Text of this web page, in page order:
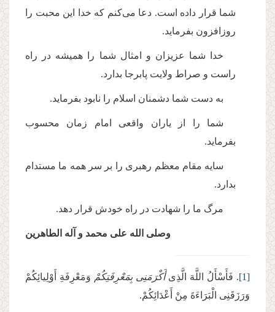
شما قرار داده است. دعا مى‌‌كنم كه خدا این محبت را
روزافزون بفرماید.
خدا شما عزیزان و امثال شما را همیشه در راه
راست و صراط ولایت پابرجا بدارد.
به دست شما دشمنان اسلام را نابود بفرماید.
شما را از یاران واقعى امام زمان محسوب
بفرماید.
سایه مقام معظم رهبرى را بر سر همه ما مستدام
بدارد.
مرگ ما را شهادت در راه خودش قرار دهد.
وصلى الله على محمد و آله الطاهرین
[1]. فَأَسْأَلُ اللَّهَ الَّذِیأَكْرَمَنِی بِمَعْرِفَتِكُمْ وَمَعْرِفَةِ أَوْلِیائِكُمْ
وَرَزَقَنِی الْبَرَاءَةَ مِنْ أَعْدَائِكُمْ.